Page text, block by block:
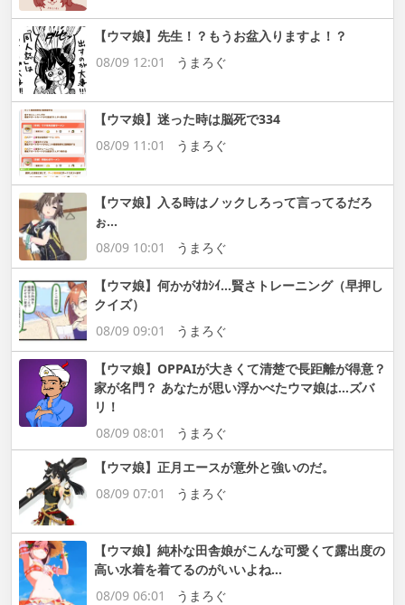
【ウマ娘】先生！？もうお盆入りますよ！？
08/09 12:01
うまろぐ
【ウマ娘】迷った時は脳死で334
08/09 11:01
うまろぐ
【ウマ娘】入る時はノックしろって言ってるだろ
ぉ…
08/09 10:01
うまろぐ
【ウマ娘】何かがｵｶｼｲ…賢さトレーニング（早押し
クイズ）
08/09 09:01
うまろぐ
【ウマ娘】OPPAIが大きくて清楚で長距離が得意？
家が名門？ あなたが思い浮かべたウマ娘は…ズバ
リ！
08/09 08:01
うまろぐ
【ウマ娘】正月エースが意外と強いのだ。
08/09 07:01
うまろぐ
【ウマ娘】純朴な田舎娘がこんな可愛くて露出度の
高い水着を着てるのがいいよね…
08/09 06:01
うまろぐ